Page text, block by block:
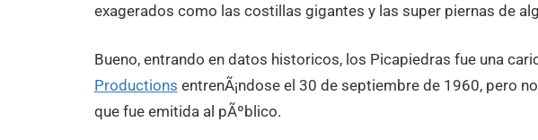
exagerados como las costillas gigantes y las super piernas de
Bueno, entrando en datos historicos, los Picapiedras fue una
Productions entrenÃ¡ndose el 30 de septiembre de 1960, pero
que fue emitida al pÃºblico.